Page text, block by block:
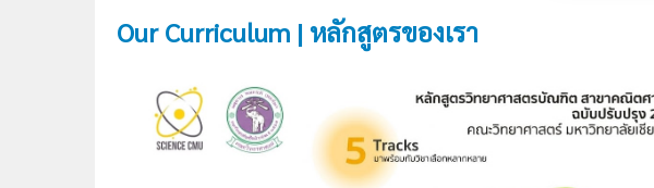
Our Curriculum | หลักสูตรของเรา